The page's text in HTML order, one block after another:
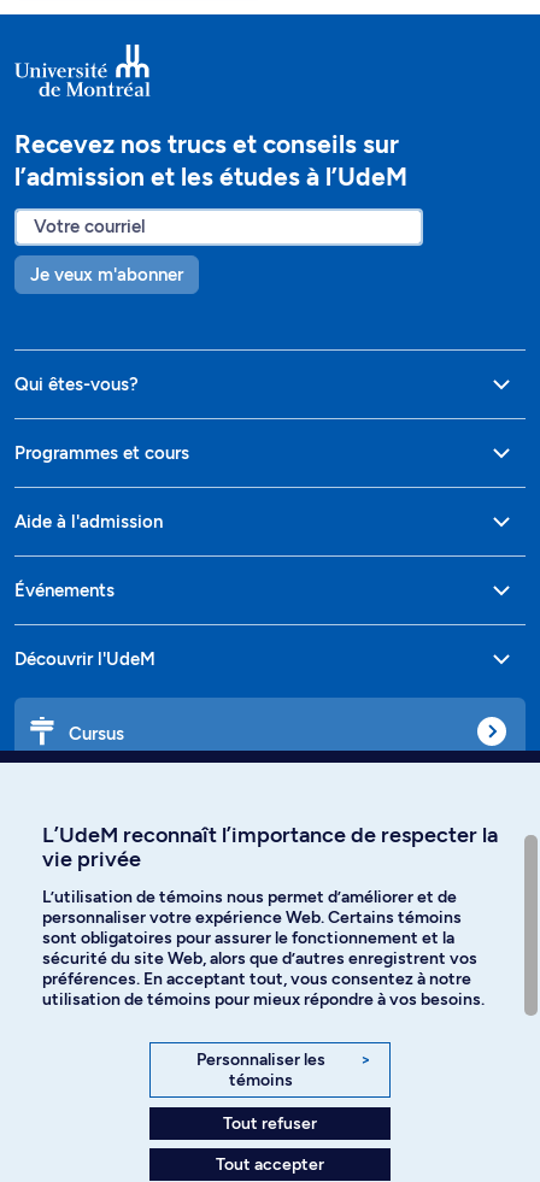
Recevez nos trucs et conseils sur
l’admission et les études à l’UdeM
Je veux m'abonner
Qui êtes-vous?
Programmes et cours
Aide à l'admission
Événements
Découvrir l'UdeM
Cursus
Langues
Facebook Instagram
YouTube
L’UdeM reconnaît l’importance de respecter la
vie privée
L’utilisation de témoins nous permet d’améliorer et de
personnaliser votre expérience Web. Certains témoins
sont obligatoires pour assurer le fonctionnement et la
sécurité du site Web, alors que d’autres enregistrent vos
préférences. En acceptant tout, vous consentez à notre
utilisation de témoins pour mieux répondre à vos besoins.
Personnaliser les
témoins
>
Tout refuser
Tout accepter